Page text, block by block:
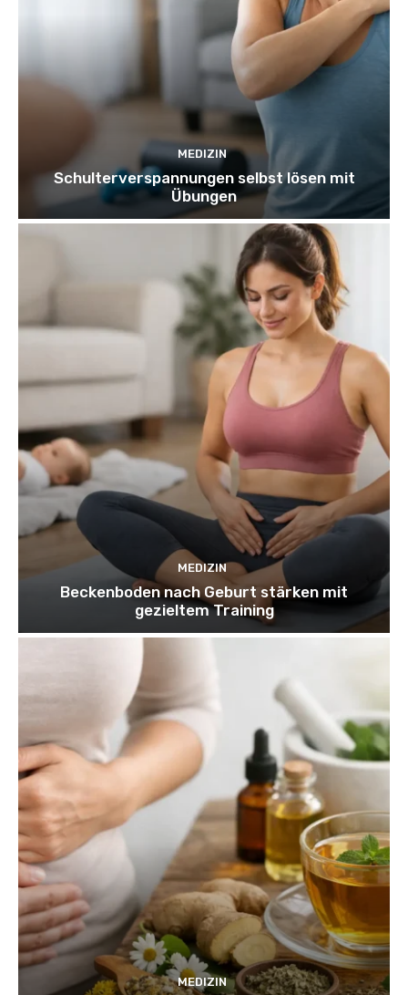
MEDIZIN
Schulterverspannungen selbst lösen mit
Übungen
MEDIZIN
Beckenboden nach Geburt stärken mit
gezieltem Training
MEDIZIN